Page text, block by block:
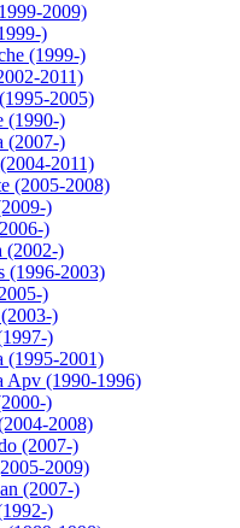
2009)
)
(1999-)
2011)
2005)
(1990-)
(2007-)
2011)
(2005-2008)
)
)
(2002-)
(1996-2003)
)
)
)
(1995-2001)
Apv (1990-1996)
)
2008)
(2007-)
2009)
(2007-)
)